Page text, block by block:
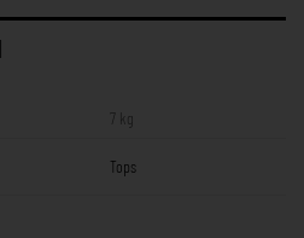
7 kg
Tops